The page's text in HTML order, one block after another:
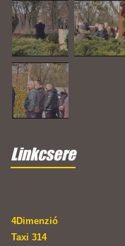
Linkcsere
4Dimenzió
Taxi 314